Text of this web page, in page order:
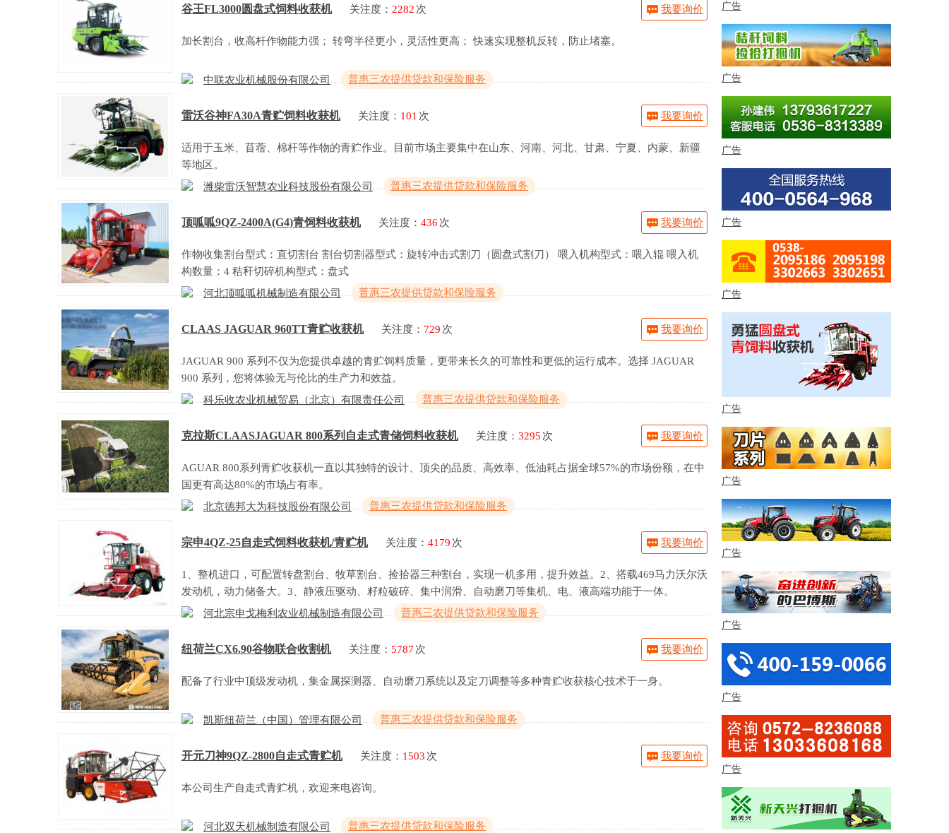
谷王FL3000圆盘式饲料收获机 关注度： 2282 次
加长割台，收高杆作物能力强； 转弯半径更小，灵活性更高； 快速实现整机反转，防止堵塞。
我要询价
中联农业机械股份有限公司 普惠三农提供贷款和保险服务
雷沃谷神FA30A青贮饲料收获机 关注度： 101 次
适用于玉米、苜蓿、棉杆等作物的青贮作业。目前市场主要集中在山东、河南、河北、甘肃、宁夏、内蒙、新疆
等地区。
我要询价
潍柴雷沃智慧农业科技股份有限公司 普惠三农提供贷款和保险服务
顶呱呱9QZ-2400A(G4)青饲料收获机 关注度： 436 次
作物收集割台型式：直切割台 割台切割器型式：旋转冲击式割刀（圆盘式割刀） 喂入机构型式：喂入辊 喂入机
构数量：4 秸秆切碎机构型式：盘式
我要询价
河北顶呱呱机械制造有限公司 普惠三农提供贷款和保险服务
CLAAS JAGUAR 960TT青贮收获机 关注度： 729 次
JAGUAR 900 系列不仅为您提供卓越的青贮饲料质量，更带来长久的可靠性和更低的运行成本。选择 JAGUAR
900 系列，您将体验无与伦比的生产力和效益。
我要询价
科乐收农业机械贸易（北京）有限责任公司 普惠三农提供贷款和保险服务
克拉斯CLAASJAGUAR 800系列自走式青储饲料收获机 关注度： 3295 次
AGUAR 800系列青贮收获机一直以其独特的设计、顶尖的品质、高效率、低油耗占据全球57%的市场份额，在中
国更有高达80%的市场占有率。
我要询价
北京德邦大为科技股份有限公司 普惠三农提供贷款和保险服务
宗申4QZ-25自走式饲料收获机/青贮机 关注度： 4179 次
1、整机进口，可配置转盘割台、牧草割台、捡拾器三种割台，实现一机多用，提升效益。2、搭载469马力沃尔沃
发动机，动力储备大。3、静液压驱动、籽粒破碎、集中润滑、自动磨刀等集机、电、液高端功能于一体。
我要询价
河北宗申戈梅利农业机械制造有限公司 普惠三农提供贷款和保险服务
纽荷兰CX6.90谷物联合收割机 关注度： 5787 次
配备了行业中顶级发动机，集金属探测器、自动磨刀系统以及定刀调整等多种青贮收获核心技术于一身。
我要询价
凯斯纽荷兰（中国）管理有限公司 普惠三农提供贷款和保险服务
开元刀神9QZ-2800自走式青贮机 关注度： 1503 次
本公司生产自走式青贮机，欢迎来电咨询。
我要询价
河北双天机械制造有限公司 普惠三农提供贷款和保险服务
广告
广告
广告
广告
广告
广告
广告
广告
广告
广告
广告